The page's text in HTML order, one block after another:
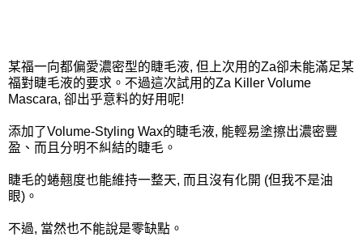
某福一向都偏愛濃密型的睫毛液, 但上次用的Za卻未能滿足某
福對睫毛液的要求。不過這次試用的Za Killer Volume
Mascara, 卻出乎意料的好用呢!
添加了Volume-Styling Wax的睫毛液, 能輕易塗擦出濃密豐
盈、而且分明不糾結的睫毛。
睫毛的蜷翹度也能維持一整天, 而且沒有化開 (但我不是油
眼)。
不過, 當然也不能說是零缺點。